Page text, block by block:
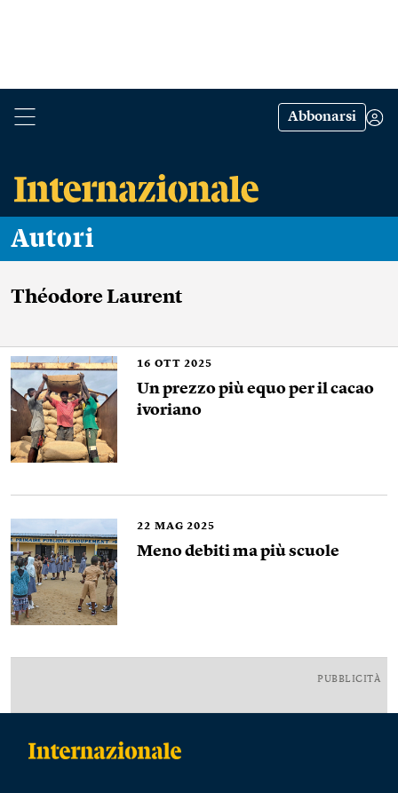
Abbonarsi
Autori
Théodore Laurent
16 OTT 2025
Un prezzo più equo per il cacao
ivoriano
22 MAG 2025
Meno debiti ma più scuole
PUBBLICITÀ